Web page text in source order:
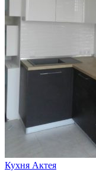
Кухня Актея